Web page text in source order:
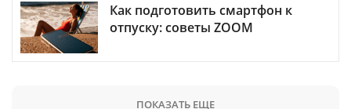
Как подготовить смартфон к
отпуску: советы ZOOM
ПОКАЗАТЬ ЕЩЕ